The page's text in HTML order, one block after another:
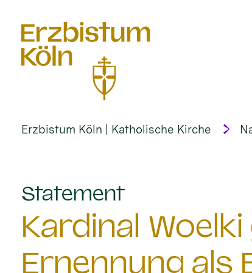
Erzbistum Köln | Katholische Kirche
Statement:
Kardinal
Ernennung als